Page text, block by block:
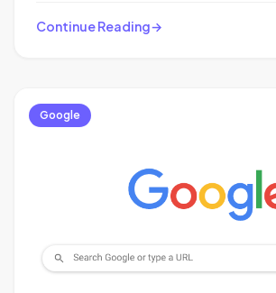
Continue Reading
Google